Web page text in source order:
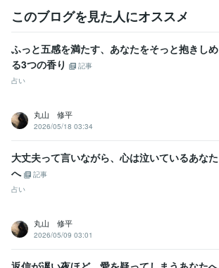
このブログを見た人にオススメ
ふっと五感を満たす、あなたをそっと抱きしめ
る3つの香り
記事
占い
丸山 修平
2026/05/18 03:34
大丈夫って言いながら、心は泣いているあなた
へ
記事
占い
丸山 修平
2026/05/09 03:01